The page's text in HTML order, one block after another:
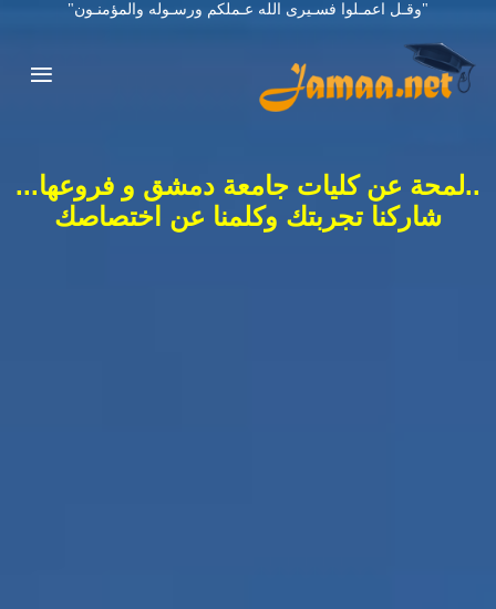
"وقـل اعمـلوا فسـيرى الله عـملكم ورسـوله والمؤمنـون"
..لمحة عن كليات جامعة دمشق و فروعها...
شاركنا تجربتك وكلمنا عن اختصاصك